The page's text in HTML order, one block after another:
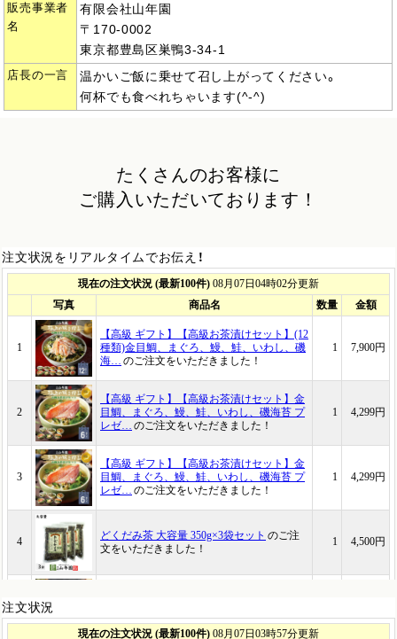
販売事業者
名
有限会社山年園
〒170-0002
東京都豊島区巣鴨3-34-1
店長の一言
温かいご飯に乗せて召し上がってください。
何杯でも食べれちゃいます(^-^)
たくさんのお客様に
ご購入いただいております！
注文状況をリアルタイムでお伝え！
注文状況